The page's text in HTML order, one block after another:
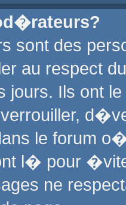
sont des
au respect
jours. Ils ont
le forum
l� pour
ne